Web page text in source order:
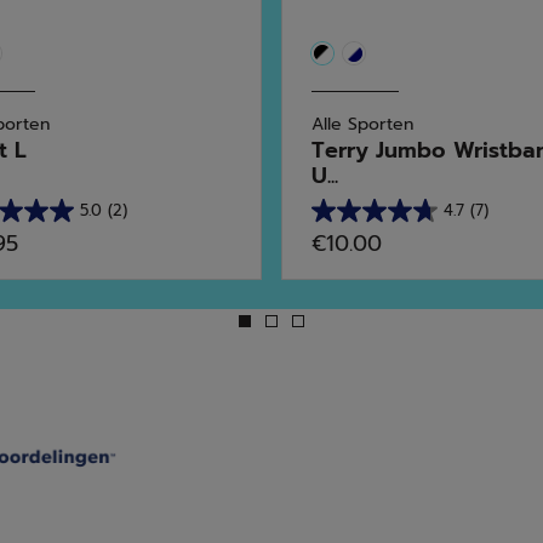
L
5.0 (2)
Alle Sporten
Terry Jumbo
U...
4.7 (7)
4.7
van
de
5
€10.00